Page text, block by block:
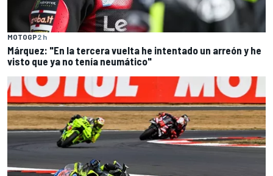
MOTOGP2 h
Márquez: "En la tercera vuelta he intentado un arreón y he
visto que ya no tenía neumático"